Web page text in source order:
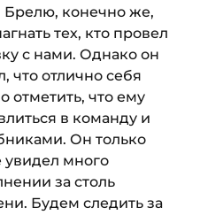
Брелю, конечно же,
тех, кто провел
с нами. Однако он
что отлично себя
отметить, что ему
в команду и
Он только
много
за столь
Будем следить за